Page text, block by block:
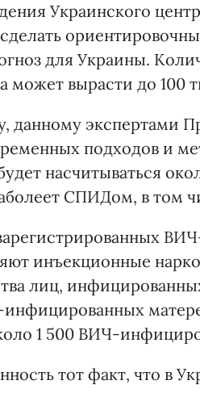
Украинского
для Украины.
может вырасти до 100
данному
подходов и
насчитываться
СПИДом, в том
инъекционные
лиц,
1 500 ВИЧ-
тот факт, что в